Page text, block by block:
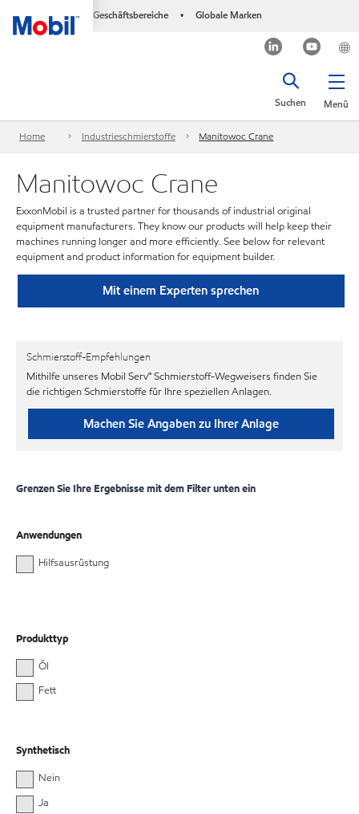
Geschäftsbereiche • Globale Marken
Menü
Suchen
Home Industrieschmierstoffe Manitowoc Crane
Manitowoc Crane
ExxonMobil is a trusted partner for thousands of industrial original
equipment manufacturers. They know our products will help keep their
machines running longer and more efficiently. See below for relevant
equipment and product information for equipment builder.
Mit einem Experten sprechen
Schmierstoff-Empfehlungen
Mithilfe unseres Mobil Serv℠ Schmierstoff-Wegweisers finden Sie
die richtigen Schmierstoffe für Ihre speziellen Anlagen.
Machen Sie Angaben zu Ihrer Anlage
Grenzen Sie Ihre Ergebnisse mit dem Filter unten ein
Anwendungen
Hilfsausrüstung
Produkttyp
Öl
Fett
Synthetisch
Nein
Ja